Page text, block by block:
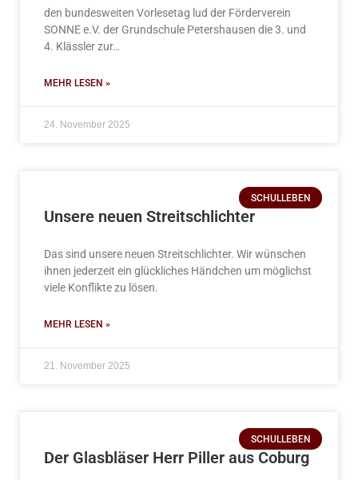
den bundesweiten Vorlesetag lud der Förderverein
SONNE e.V. der Grundschule Petershausen die 3. und
4. Klässler zur…
MEHR LESEN »
24. November 2025
SCHULLEBEN
Unsere neuen Streitschlichter
Das sind unsere neuen Streitschlichter. Wir wünschen
ihnen jederzeit ein glückliches Händchen um möglichst
viele Konflikte zu lösen.
MEHR LESEN »
21. November 2025
SCHULLEBEN
Der Glasbläser Herr Piller aus Coburg